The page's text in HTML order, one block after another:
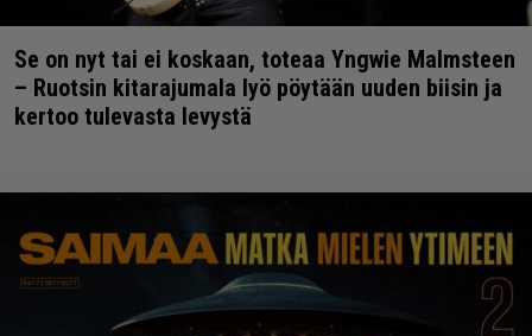
Se on nyt tai ei koskaan, toteaa Yngwie Malmsteen
– Ruotsin kitarajumala lyö pöytään uuden biisin ja
kertoo tulevasta levystä